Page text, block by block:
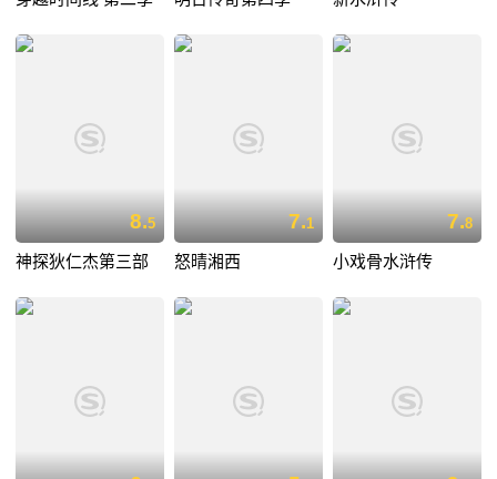
8.5
神探狄仁杰第三部
7.1
怒晴湘西
7.8
小戏骨水浒传